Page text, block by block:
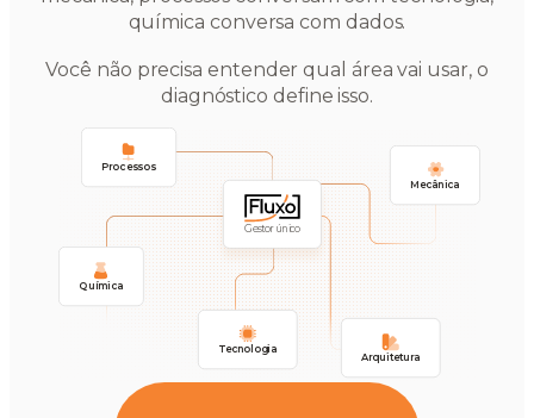
Processos
Gestor único
Mecânica
Tecnologia
Arquitetura
Química
química conversa com dados.
Você não precisa entender qual área vai usar, o
diagnóstico define isso.